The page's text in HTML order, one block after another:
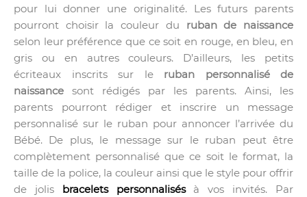
pour lui donner une originalité. Les futurs parents
pourront choisir la couleur du ruban de naissance
selon leur préférence que ce soit en rouge, en bleu, en
gris ou en autres couleurs. D’ailleurs, les petits
écriteaux inscrits sur le ruban personnalisé de
naissance sont rédigés par les parents. Ainsi, les
parents pourront rédiger et inscrire un message
personnalisé sur le ruban pour annoncer l’arrivée du
Bébé. De plus, le message sur le ruban peut être
complètement personnalisé que ce soit le format, la
taille de la police, la couleur ainsi que le style pour offrir
de jolis bracelets personnalisésà vos invités. Par